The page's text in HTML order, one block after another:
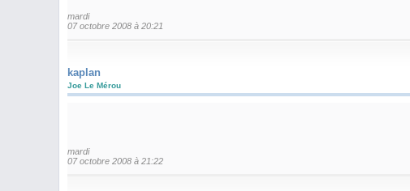
mardi
07 octobre 2008 à 20:21
kaplan
Joe Le Mérou
mardi
07 octobre 2008 à 21:22